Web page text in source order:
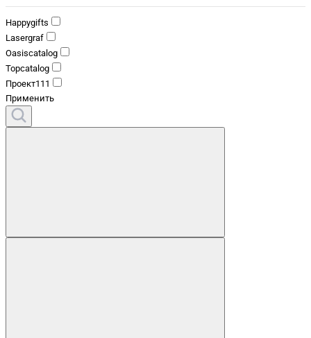
Happygifts
Lasergraf
Oasiscatalog
Topcatalog
Проект111
Применить